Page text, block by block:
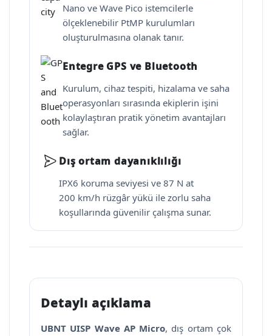
Nano ve Wave Pico istemcilerle
ölçeklenebilir PtMP kurulumları
oluşturulmasına olanak tanır.
Entegre GPS ve Bluetooth
Kurulum, cihaz tespiti, hizalama ve saha
operasyonları sırasında ekiplerin işini
kolaylaştıran pratik yönetim avantajları
sağlar.
Dış ortam dayanıklılığı
IPX6 koruma seviyesi ve 87 N at
200 km/h rüzgâr yükü ile zorlu saha
koşullarında güvenilir çalışma sunar.
Detaylı açıklama
UBNT UISP Wave AP Micro, dış ortam çok